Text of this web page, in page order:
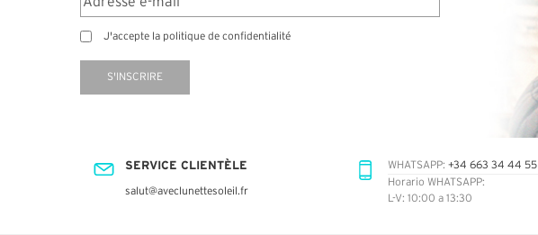
J'accepte la politique de confidentialité
S'INSCRIRE
SERVICE CLIENTÈLE
salut@aveclunettesoleil.fr
WHATSAPP: +34 663 34 44 55
Horario WHATSAPP:
L-V: 10:00 a 13:30